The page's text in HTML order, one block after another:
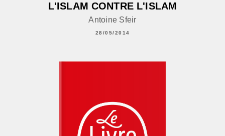
L'ISLAM CONTRE L'ISLAM
Antoine Sfeir
28/05/2014